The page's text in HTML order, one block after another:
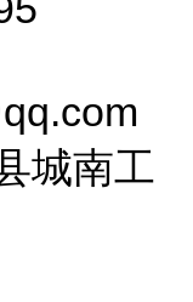
城南工